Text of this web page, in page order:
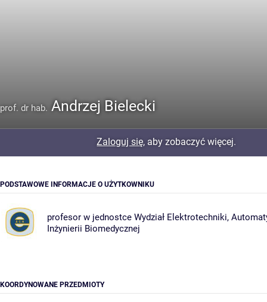
prof. dr hab. Andrzej Bielecki
Zaloguj się, aby zobaczyć więcej.
PODSTAWOWE INFORMACJE O UŻYTKOWNIKU
profesor w jednostce Wydział Elektrotechniki,
Inżynierii Biomedycznej
KOORDYNOWANE PRZEDMIOTY